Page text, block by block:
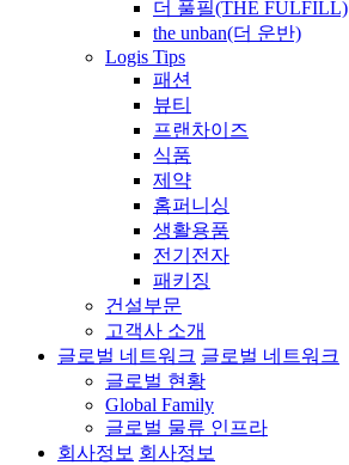
더 풀필(THE FULFILL)
the unban(더 운반)
Logis Tips
패션
뷰티
프랜차이즈
식품
제약
홈퍼니싱
생활용품
전기전자
패키징
건설부문
고객사 소개
글로벌 네트워크 글로벌 네트워크
글로벌 현황
Global Family
글로벌 물류 인프라
회사정보 회사정보